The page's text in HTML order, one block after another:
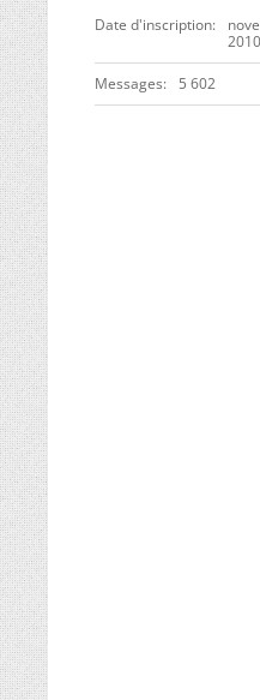
Date d'inscription
2010
Messages 5 602